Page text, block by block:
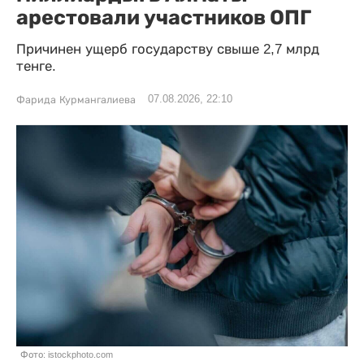
арестовали участников ОПГ
Причинен ущерб государству свыше 2,7 млрд
тенге.
Фарида Курмангалиева 07.08.2026, 22:10
Фото: istockphoto.com